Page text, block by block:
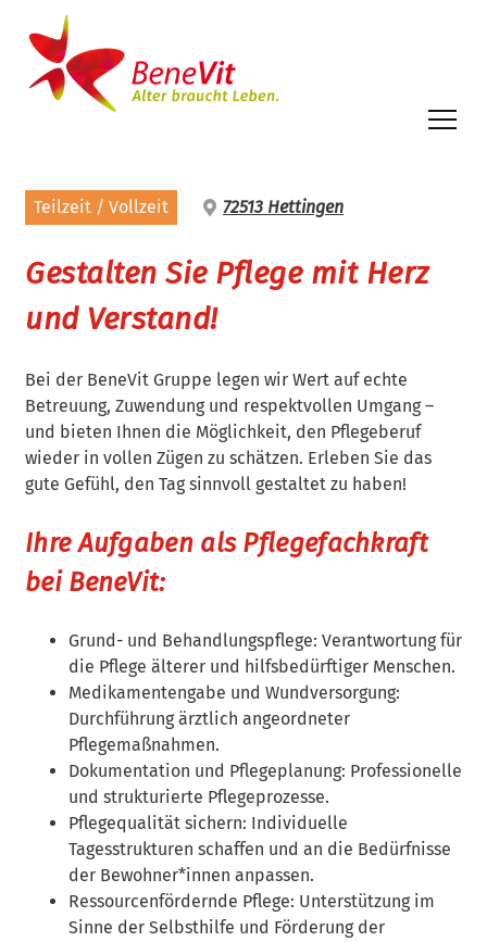
springen
Teilzeit / Vollzeit 72513 Hettingen
Gestalten Sie Pflege mit Herz
und Verstand!
Bei der BeneVit Gruppe legen wir Wert auf echte
Betreuung, Zuwendung und respektvollen Umgang –
und bieten Ihnen die Möglichkeit, den Pflegeberuf
wieder in vollen Zügen zu schätzen. Erleben Sie das
gute Gefühl, den Tag sinnvoll gestaltet zu haben!
Ihre Aufgaben als Pflegefachkraft
bei BeneVit:
Grund- und Behandlungspflege: Verantwortung für
die Pflege älterer und hilfsbedürftiger Menschen.
Medikamentengabe und Wundversorgung:
Durchführung ärztlich angeordneter
Pflegemaßnahmen.
Dokumentation und Pflegeplanung: Professionelle
und strukturierte Pflegeprozesse.
Pflegequalität sichern: Individuelle
Tagesstrukturen schaffen und an die Bedürfnisse
der Bewohner*innen anpassen.
Ressourcenfördernde Pflege: Unterstützung im
Sinne der Selbsthilfe und Förderung der